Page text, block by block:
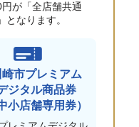
が「全店舗共通
なります。
崎市プレミアム
ジタル商品券
小店舗専用券）